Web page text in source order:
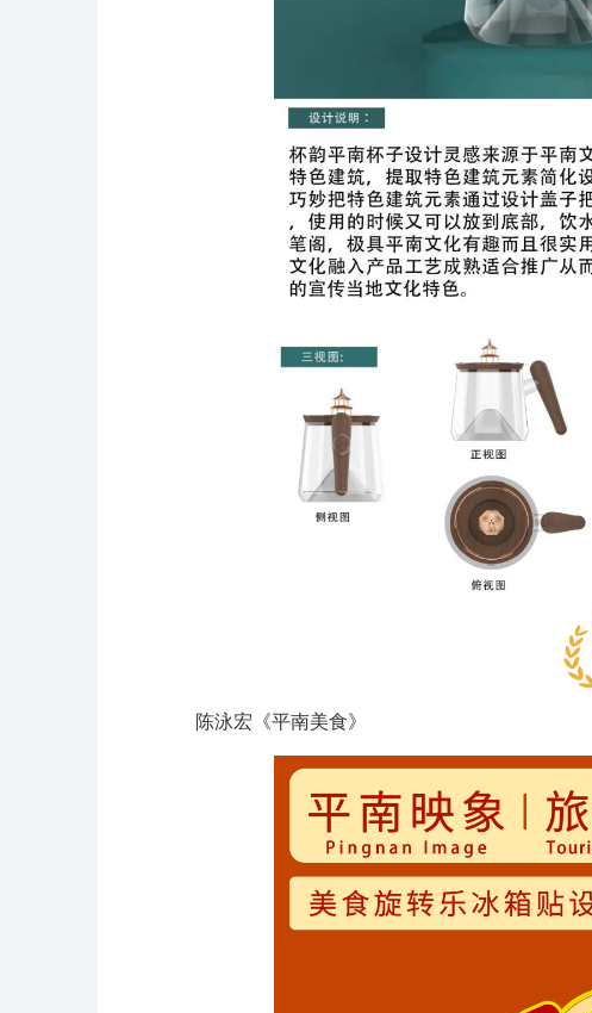
陈泳宏《平南美食》